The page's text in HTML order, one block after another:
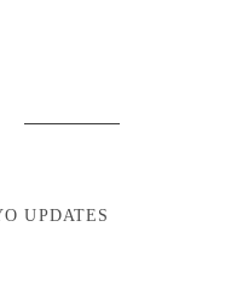
UPDATES